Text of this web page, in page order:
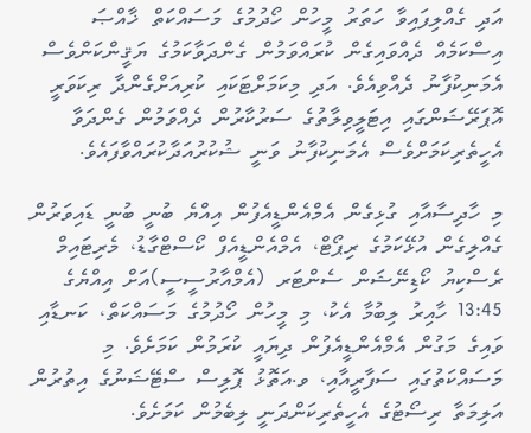
އަދި ގެއްލިފައިވާ ހަތަރު މީހުން ހޯދުމުގެ މަސައްކަތް ޚާއްޞަ
އިސްކަމެއް ދެއްވައިގެން ކުރައްވަމުން ގެންދަވާކަމުގެ ޔަޤީންކަންވެސް
އެމަނިކުފާނު ދެއްވިއެވެ. އަދި މިކަމަށްޓަކައި ކުރިއަށްގެންދާ ރިކަވަރީ
އޮޕަރޭޝަންގައި އިޓަލީވިލާތުގެ ސަރުކާރުން ދެއްވަމުން ގެންދަވާ
އެހީތެރިކަމަށްވެސް އެމަނިކުފާނު ވަނީ ޝުކުރުއަދާކުރައްވާފައެވެ.
މި ހާދިސާއާއި ގުޅިގެން އެމްއެންޑީއެފުން އިއްޔެ ބުނީ ބުނީ ޑައިވަރުން
ގެއްލިގެން އުޅޭކަމުގެ ރިޕޯޓް، އެމްއެންޑީއެފް ކޯސްޓްގާޑު، މެރިޓައިމް
ރެސްކިޔު ކޯޑިނޭޝަން ސެންޓަރ (އެމްއާރުސީސީ)އަށް އިއްޔެގެ
13:45 ހާއިރު ލިބުމާ އެކު، މި މީހުން ހޯދުމުގެ މަސައްކަތް، ކަނޑާއި
ވައިގެ މަގުން އެމްއެންޑީއެފުން ދިޔައީ ކުރަމުން ކަމަށެވެ. މި
މަސައްކަތުގައި ސަފާރީއާއި، ވ.އަތޮޅު ޕޮލިސް ސްޓޭޝަނުގެ އިތުރުން
އަލިމަތާ ރިސޯޓުގެ އެހީތެރިކަންދަނީ ލިބެމުން ކަމަށެވެ.